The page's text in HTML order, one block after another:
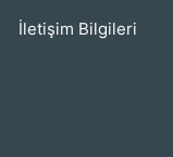
İletişim Bilgileri